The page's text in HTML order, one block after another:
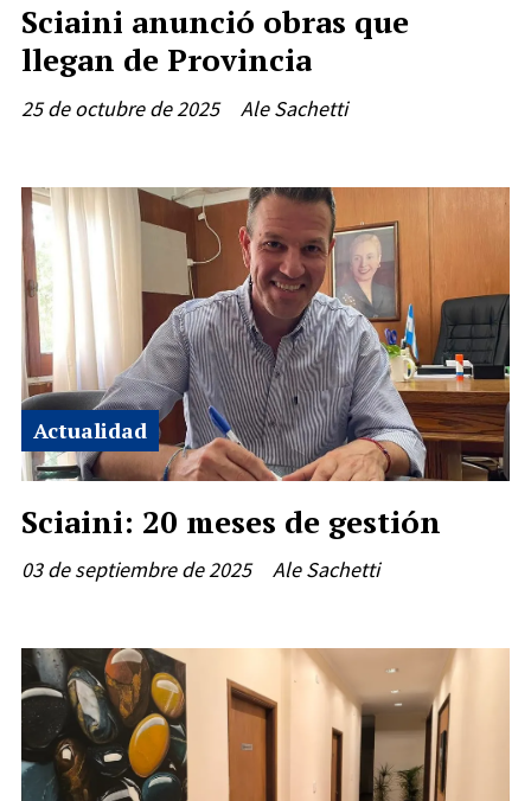
Sciaini anunció obras que
llegan de Provincia
Ale Sachetti
25 de octubre de 2025
Sciaini: 20 meses de gestión
Ale Sachetti
Actualidad
03 de septiembre de 2025